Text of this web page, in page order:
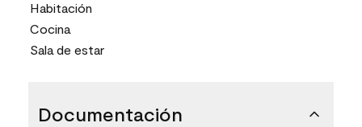
Habitación
Cocina
Sala de estar
Documentación